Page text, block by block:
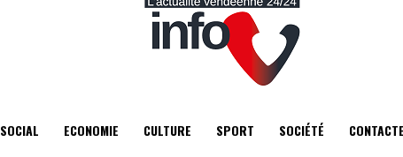
SOCIAL ECONOMIE CULTURE SPORT SOCIÉTÉ